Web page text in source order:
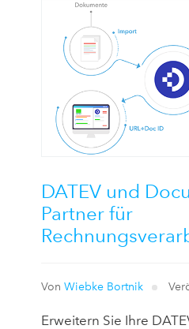
DATEV und
Partner für
Von Wiebke Bortnik
Erweitern Sie Ihre